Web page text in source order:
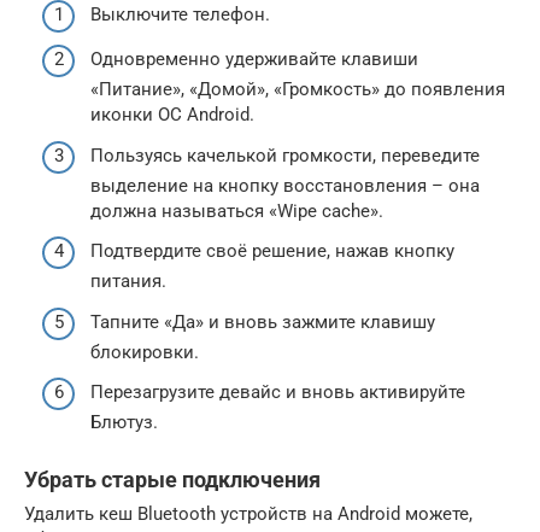
Выключите телефон.
Одновременно удерживайте клавиши
«Питание», «Домой», «Громкость» до появления
иконки ОС Android.
Пользуясь качелькой громкости, переведите
выделение на кнопку восстановления – она
должна называться «Wipe cache».
Подтвердите своё решение, нажав кнопку
питания.
Тапните «Да» и вновь зажмите клавишу
блокировки.
Перезагрузите девайс и вновь активируйте
Блютуз.
Убрать старые подключения
Удалить кеш Bluetooth устройств на Android можете,